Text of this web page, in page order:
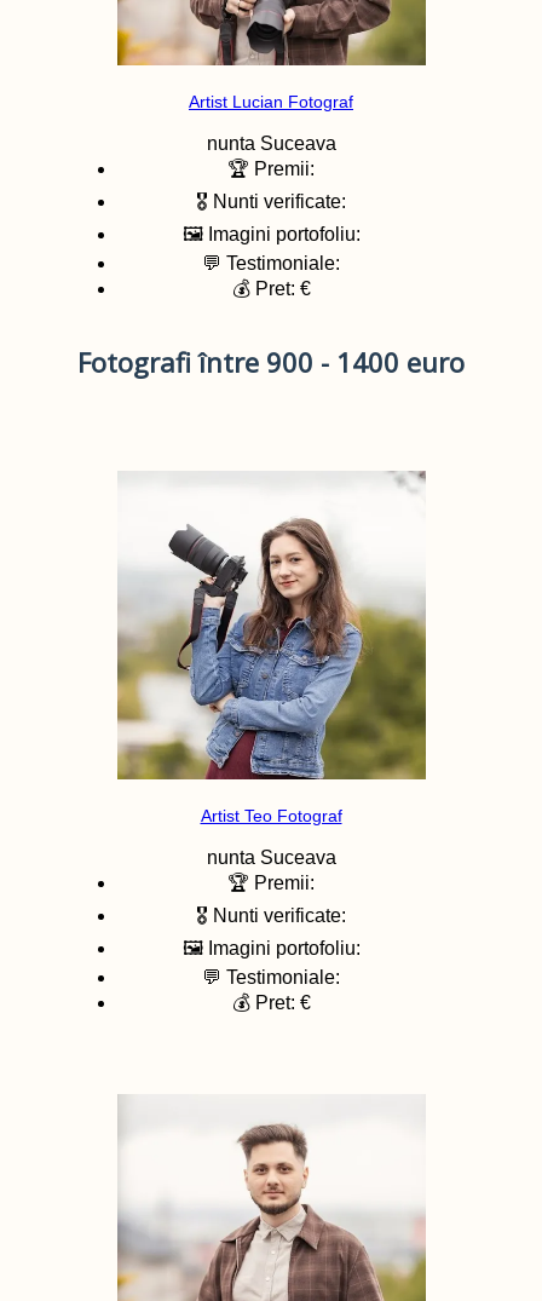
Artist Lucian Fotograf
nunta Suceava
🏆 Premii:
🎖️ Nunti verificate:
🖼️ Imagini portofoliu:
💬 Testimoniale:
💰 Pret: €
Fotografi între 900 - 1400 euro
Artist Teo Fotograf
nunta Suceava
🏆 Premii:
🎖️ Nunti verificate:
🖼️ Imagini portofoliu:
💬 Testimoniale:
💰 Pret: €